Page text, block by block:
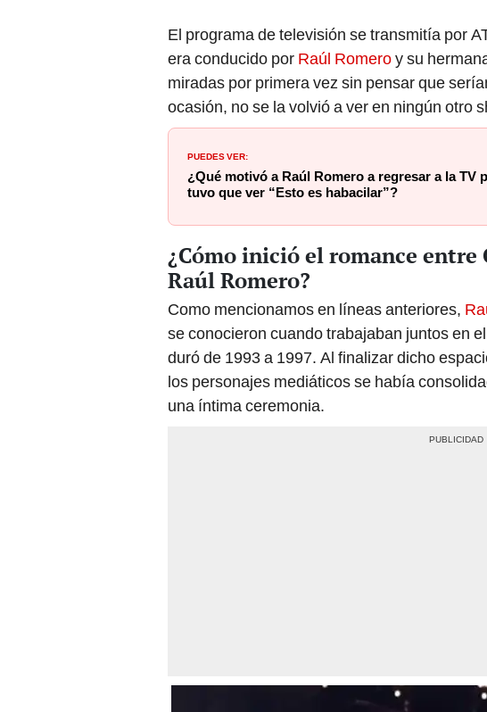
El programa de televisión se transmitía por
era conducido por Raúl Romeroy su
miradas por primera vez sin pensar que
ocasión, no se la volvió a ver en ningún otro
PUEDES VER:
¿Qué motivó a Raúl Romero a regresar a la TV
tuvo que ver “Esto es habacilar”?
¿Cómo inició el romance entre
Raúl Romero?
Como mencionamos en líneas anteriores,
se conocieron cuando trabajaban juntos en
duró de 1993 a 1997. Al finalizar dicho
los personajes mediáticos se había
una íntima ceremonia.